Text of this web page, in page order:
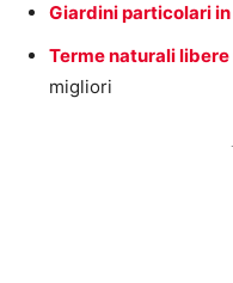
Giardini particolari in
Terme naturali libere
migliori